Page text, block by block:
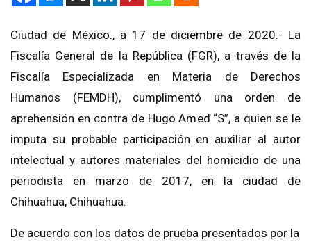
Ciudad de México., a 17 de diciembre de 2020.- La
Fiscalía General de la República (FGR), a través de la
Fiscalía Especializada en Materia de Derechos
Humanos (FEMDH), cumplimentó una orden de
aprehensión en contra de Hugo Amed “S”, a quien se le
imputa su probable participación en auxiliar al autor
intelectual y autores materiales del homicidio de una
periodista en marzo de 2017, en la ciudad de
Chihuahua, Chihuahua.
De acuerdo con los datos de prueba presentados por la